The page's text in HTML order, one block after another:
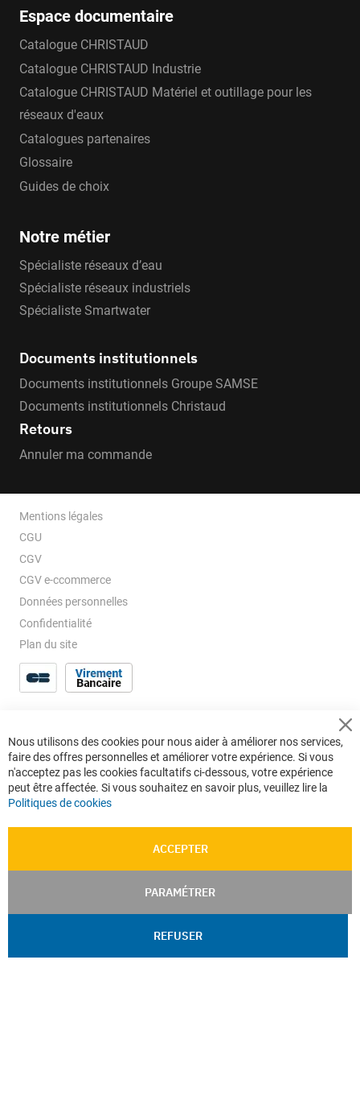
Espace documentaire
Catalogue CHRISTAUD
Catalogue CHRISTAUD Industrie
Catalogue CHRISTAUD Matériel et outillage pour les
réseaux d'eaux
Catalogues partenaires
Glossaire
Guides de choix
Notre métier
Spécialiste réseaux d’eau
Spécialiste réseaux industriels
Spécialiste Smartwater
Documents institutionnels
Documents institutionnels Groupe SAMSE
Documents institutionnels Christaud
Retours
Annuler ma commande
Mentions légales
CGU
CGV
CGV e-ccommerce
Données personnelles
Confidentialité
Plan du site
Nous utilisons des cookies pour nous aider à améliorer nos services,
faire des offres personnelles et améliorer votre expérience. Si vous
n'acceptez pas les cookies facultatifs ci-dessous, votre expérience
peut être affectée. Si vous souhaitez en savoir plus, veuillez lire la
Politiques de cookies
ACCEPTER
PARAMÉTRER
REFUSER